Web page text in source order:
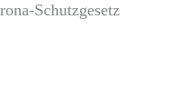
Schutzgesetz